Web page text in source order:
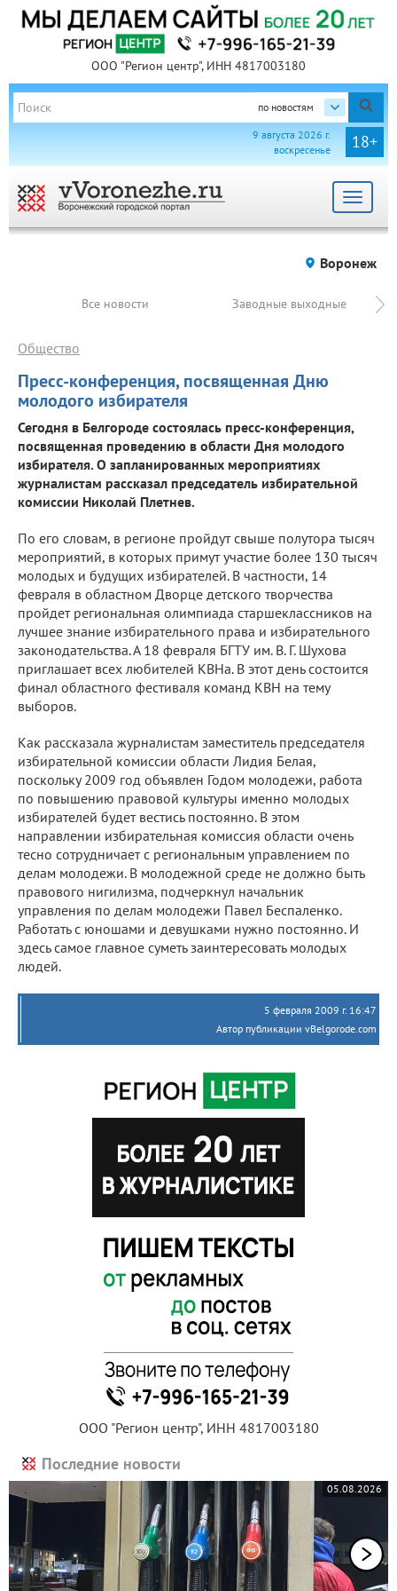
ООО "Регион центр", ИНН 4817003180
по новостям
18+
9 августа 2026 г.
воскресенье
Toggle
Воронеж
Все новости Заводные выходные
Пресс-конференция, посвященная Дню
молодого избирателя
Общество
Сегодня в Белгороде состоялась пресс-конференция,
посвященная проведению в области Дня молодого
избирателя. О запланированных мероприятиях
журналистам рассказал председатель избирательной
комиссии Николай Плетнев.
По его словам, в регионе пройдут свыше полутора тысяч
мероприятий, в которых примут участие более 130 тысяч
молодых и будущих избирателей. В частности, 14
февраля в областном Дворце детского творчества
пройдет региональная олимпиада старшеклассников на
лучшее знание избирательного права и избирательного
законодательства. А 18 февраля БГТУ им. В. Г. Шухова
приглашает всех любителей КВНа. В этот день состоится
финал областного фестиваля команд КВН на тему
выборов.
Как рассказала журналистам заместитель председателя
избирательной комиссии области Лидия Белая,
поскольку 2009 год объявлен Годом молодежи, работа
по повышению правовой культуры именно молодых
избирателей будет вестись постоянно. В этом
направлении избирательная комиссия области очень
тесно сотрудничает с региональным управлением по
делам молодежи. В молодежной среде не должно быть
правового нигилизма, подчеркнул начальник
управления по делам молодежи Павел Беспаленко.
Работать с юношами и девушками нужно постоянно. И
здесь самое главное суметь заинтересовать молодых
людей.
5 февраля 2009 г. 16:47
Автор публикации vBelgorode.com
ООО "Регион центр", ИНН 4817003180
Последние новости
05.08.2026